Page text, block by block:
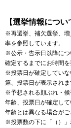
【選挙情報につい
※再選挙、補欠選挙、増
率を参照しています。
※公示・告示日以降につ
確定するまでにお時間
※投票日が確定していな
第、投票日が表示されま
※予想される顔ぶれ・候
年齢、投票日が確定し
年齢とは異なる場合が
※投票数の下に「（）」